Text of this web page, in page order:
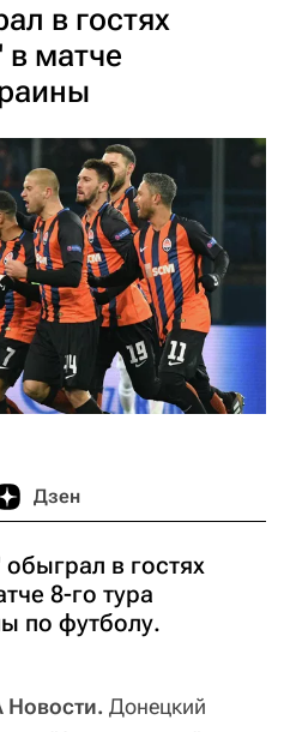
в гостях
матче
Дзен
в гостях
8-го тура
по футболу.
Донецкий